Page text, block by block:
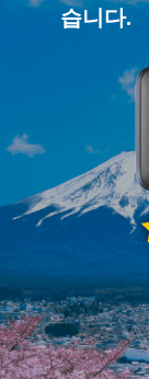
습니다.